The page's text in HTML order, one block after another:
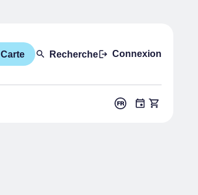
Carte Recherche Connexion